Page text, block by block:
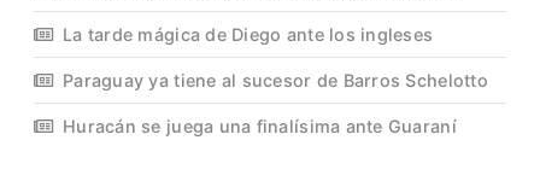
La tarde mágica de Diego ante los ingleses
Paraguay ya tiene al sucesor de Barros Schelotto
Huracán se juega una finalísima ante Guaraní